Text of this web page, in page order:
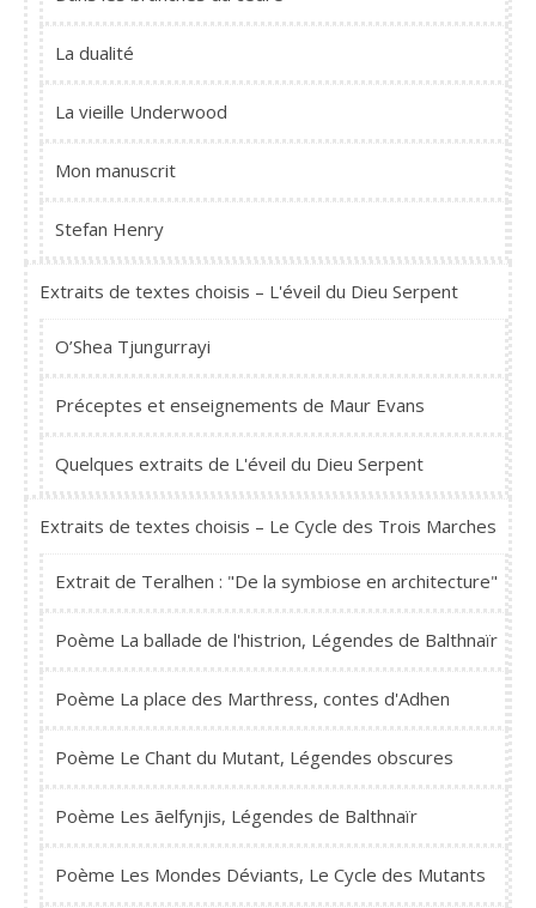
La dualité
La vieille Underwood
Mon manuscrit
Stefan Henry
Extraits de textes choisis – L'éveil du Dieu Serpent
O’Shea Tjungurrayi
Préceptes et enseignements de Maur Evans
Quelques extraits de L'éveil du Dieu Serpent
Extraits de textes choisis – Le Cycle des Trois Marches
Extrait de Teralhen : "De la symbiose en architecture"
Poème La ballade de l'histrion, Légendes de Balthnaïr
Poème La place des Marthress, contes d'Adhen
Poème Le Chant du Mutant, Légendes obscures
Poème Les ãelfynjis, Légendes de Balthnaïr
Poème Les Mondes Déviants, Le Cycle des Mutants